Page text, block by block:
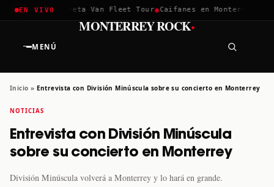
EN VIVO
2026✱Greta Van Fleet Tour✱Caifanes en Monterrey · 12
MENÚ
MONTERREY ROCK·
Inicio » Entrevista con División Minúscula sobre su concierto en Monterrey
NOTICIAS
Entrevista con División Minúscula
sobre su concierto en Monterrey
División Minúscula volverá a Monterrey y lo hará en grande.